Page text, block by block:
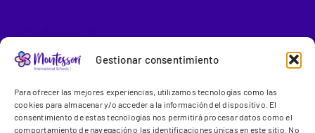
Gestionar consentimiento
Para ofrecer las mejores experiencias, utilizamos tecnologías como las
cookies para almacenar y/o acceder a la información del dispositivo. El
consentimiento de estas tecnologías nos permitirá procesar datos como el
comportamiento de navegación o las identificaciones únicas en este sitio. No
_Colegio 2
Montessori International School Conde de Orgaz(6 a 18
años)